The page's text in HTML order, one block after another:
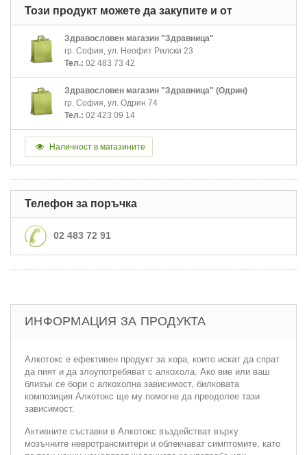
Този продукт можете да закупите и от
Здравословен магазин "Здравница"
гр. София, ул. Неофит Рилски 23
Тел.: 02 483 73 42
Здравословен магазин "Здравница" (Одрин)
гр. София, ул. Одрин 74
Тел.: 02 423 09 14
Наличност в магазините
Телефон за поръчка
02 483 72 91
ИНФОРМАЦИЯ ЗА ПРОДУКТА
Алкотокс е ефективен продукт за хора, които искат да спрат
да пият и да злоупотребяват с алкохола. Ако вие или ваш
близък се бори с алкохолна зависимост, билковата
композиция Алкотокс ще му помогне да преодолее тази
зависимост.
Активните съставки в Алкотокс въздействат върху
мозъчните невротрансмитери и облекчават симптомите, като